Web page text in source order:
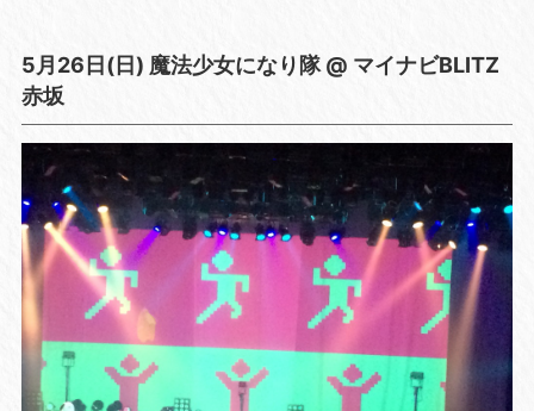
5月26日(日) 魔法少女になり隊 @ マイナビBLITZ
赤坂